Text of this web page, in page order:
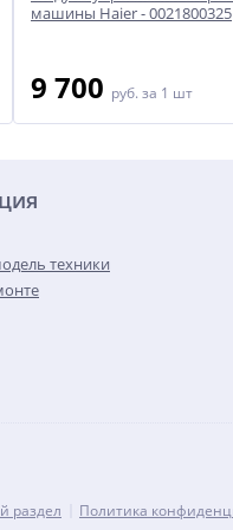
машины Haier - 0021800325
9 700 руб. за 1 шт
техники
раздел Политика